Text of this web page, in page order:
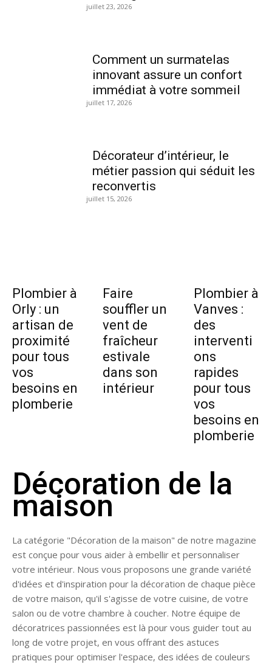
juillet 23, 2026
Comment un surmatelas
innovant assure un confort
immédiat à votre sommeil
juillet 17, 2026
Décorateur d’intérieur, le
métier passion qui séduit les
reconvertis
juillet 15, 2026
Plombier à
Orly : un
artisan de
proximité
pour tous
vos
besoins en
plomberie
Faire
souffler un
vent de
fraîcheur
estivale
dans son
intérieur
Plombier à
Vanves :
des
interventi
ons
rapides
pour tous
vos
besoins en
plomberie
Décoration de la
maison
La catégorie "Décoration de la maison" de notre magazine
est conçue pour vous aider à embellir et personnaliser
votre intérieur. Nous vous proposons une grande variété
d'idées et d'inspiration pour la décoration de chaque pièce
de votre maison, qu'il s'agisse de votre cuisine, de votre
salon ou de votre chambre à coucher. Notre équipe de
décoratrices passionnées est là pour vous guider tout au
long de votre projet, en vous offrant des astuces
pratiques pour optimiser l'espace, des idées de couleurs